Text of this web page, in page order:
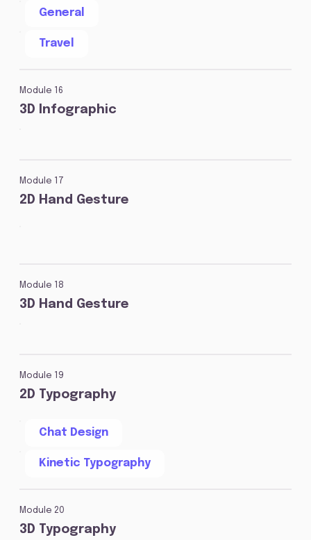
General
Travel
Module 16
3D Infographic
Module 17
2D Hand Gesture
Module 18
3D Hand Gesture
Module 19
2D Typography
Chat Design
Kinetic Typography
Module 20
3D Typography